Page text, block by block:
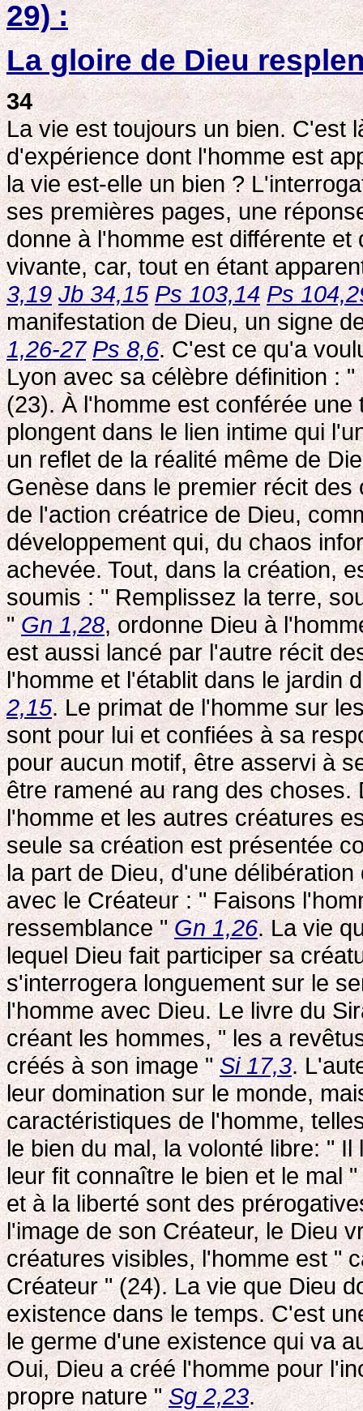
29) :
La gloire de Dieu
34
La vie est toujours un bien. C'est
d'expérience dont l'homme est
la vie est-elle un bien ?
ses premières pages, une
donne à l'homme est différente
vivante, car, tout en étant
3,19 Jb 34,15 Ps 103,14 Ps
manifestation de Dieu, un signe
1,26-27 Ps 8,6. C'est ce qu'a
Lyon avec sa célèbre définition :
(23). À l'homme est conférée
plongent dans le lien intime qui
un reflet de la réalité même de
Genèse dans le premier récit
de l'action créatrice de Dieu,
développement qui, du chaos
achevée. Tout, dans la création,
soumis : " Remplissez la terre,
"Gn 1,28, ordonne Dieu à
est aussi lancé par l'autre récit
l'homme et l'établit dans le jardin
2,15. Le primat de l'homme sur
sont pour lui et confiées à sa
pour aucun motif, être asservi à
être ramené au rang des
l'homme et les autres créatures
seule sa création est présentée
la part de Dieu, d'une
avec le Créateur : " Faisons
ressemblance "Gn 1,26. La vie
lequel Dieu fait participer sa
s'interrogera longuement sur le
l'homme avec Dieu. Le livre du
créant les hommes, " les a
créés à son image " Si 17,3.
leur domination sur le monde,
caractéristiques de l'homme,
le bien du mal, la volonté libre: "
leur fit connaître le bien et le mal "
et à la liberté sont des
l'image de son Créateur, le Dieu
créatures visibles, l'homme est "
Créateur " (24). La vie que Dieu
existence dans le temps. C'est
le germe d'une existence qui va
Oui, Dieu a créé l'homme pour
propre nature "Sg 2,23.